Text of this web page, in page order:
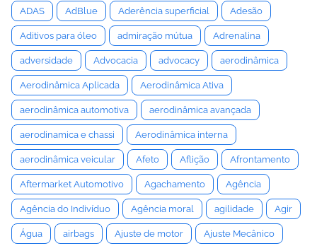
ADAS AdBlue Aderência superficial Adesão
Aditivos para óleo admiração mútua Adrenalina
adversidade Advocacia advocacy aerodinâmica
Aerodinâmica Aplicada Aerodinâmica Ativa
aerodinâmica automotiva aerodinâmica avançada
aerodinamica e chassi Aerodinâmica interna
aerodinâmica veicular Afeto Aflição Afrontamento
Aftermarket Automotivo Agachamento Agência
Agência do Indivíduo Agência moral agilidade Agir
Água airbags Ajuste de motor Ajuste Mecânico